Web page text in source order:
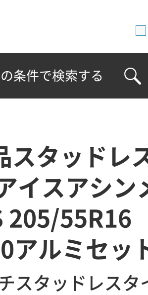
条件で検索する
スタッドレ
イスアシン
205/
アルミセッ
スタッドレスタ